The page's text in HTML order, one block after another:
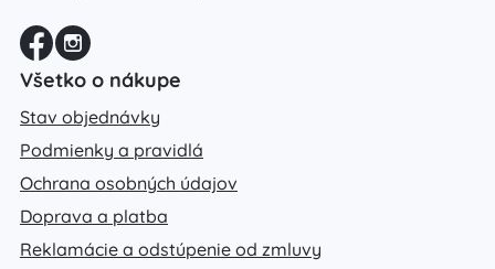
Všetko o nákupe
Stav objednávky
Podmienky a pravidlá
Ochrana osobných údajov
Doprava a platba
Reklamácie a odstúpenie od zmluvy